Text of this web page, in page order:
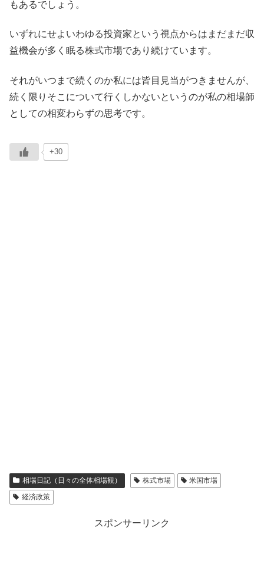
もあるでしょう。
いずれにせよいわゆる投資家という視点からはまだまだ収
益機会が多く眠る株式市場であり続けています。
それがいつまで続くのか私には皆目見当がつきませんが、
続く限りそこについて行くしかないというのが私の相場師
としての相変わらずの思考です。
+30
相場日記（日々の全体相場観） 株式市場
米国市場
経済政策
スポンサーリンク